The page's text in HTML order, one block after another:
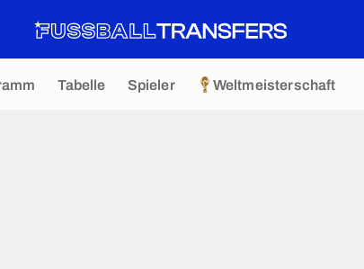
Tabelle Spieler Weltmeisterschaft